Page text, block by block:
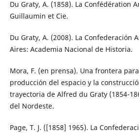
Du Graty, A. (1858). La Confédération
Guillaumin et Cie.
Du Graty, A. (2008). La Confederación
Aires: Academia Nacional de Historia.
Mora, F. (en prensa). Una frontera
producción del espacio y la
trayectoria de Alfred du Graty (1854-
del Nordeste.
Page, T. J. ([1858] 1965). La